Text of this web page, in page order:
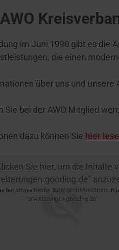
im Juni 1990 gibt es die
die einen
über uns und unsere
Sie bei der AWO Mitglied
dazu können Sie hier
Sie hier, um die Inhalte
abweichende
"erweiterungen.gooding.de"